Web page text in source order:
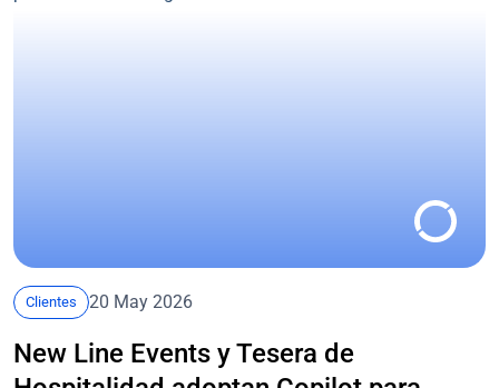
Clientes 20 May 2026
New Line Events y Tesera de